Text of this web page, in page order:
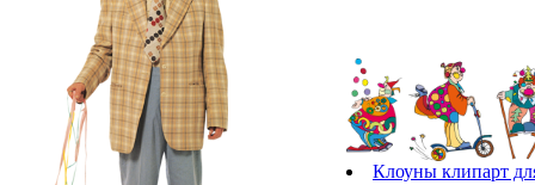
Клоуны клипарт